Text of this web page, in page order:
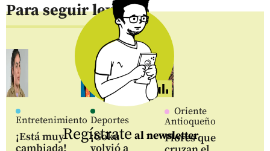
Para seguir leyendo
Entretenimiento
¡Está muy
cambiada!
Deportes
¡Gokú
volvió a
Oriente
Antioqueño
Flores que
Regístrate al newsletter